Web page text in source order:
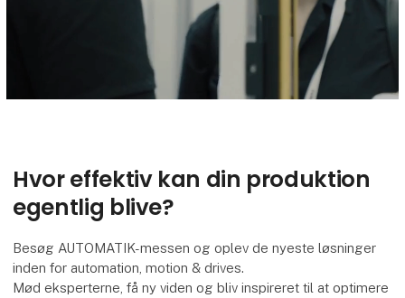
Hvor effektiv kan din produktion
egentlig blive?
Besøg AUTOMATIK-messen og oplev de nyeste løsninger
inden for automation, motion & drives.
Mød eksperterne, få ny viden og bliv inspireret til at optimere